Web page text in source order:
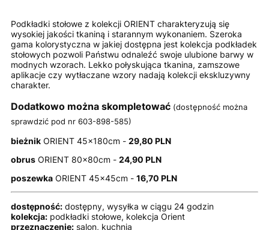
Podkładki stołowe z kolekcji ORIENT charakteryzują się
wysokiej jakości tkaniną i starannym wykonaniem. Szeroka
gama kolorystyczna w jakiej dostępna jest kolekcja podkładek
stołowych pozwoli Państwu odnaleźć swoje ulubione barwy w
modnych wzorach. Lekko połyskująca tkanina, zamszowe
aplikacje czy wytłaczane wzory nadają kolekcji ekskluzywny
charakter.
Dodatkowo można skompletować (dostępność można
sprawdzić pod nr 603-898-585)
bieżnik ORIENT 45x180cm - 29,80 PLN
obrus ORIENT 80x80cm - 24,90 PLN
poszewka ORIENT 45x45cm - 16,70 PLN
dostępność: dostępny, wysyłka w ciągu 24 godzin
kolekcja: podkładki stołowe, kolekcja Orient
przeznaczenie: salon, kuchnia